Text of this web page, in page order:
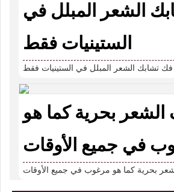
الشعر المبلل في
الستينيات فقط
فك تشابك الشعر المبلل في الستينيات فقط
بحرية كما هو
في جميع الأوقات
بحرية كما هو مرغوب في جميع الأوقات